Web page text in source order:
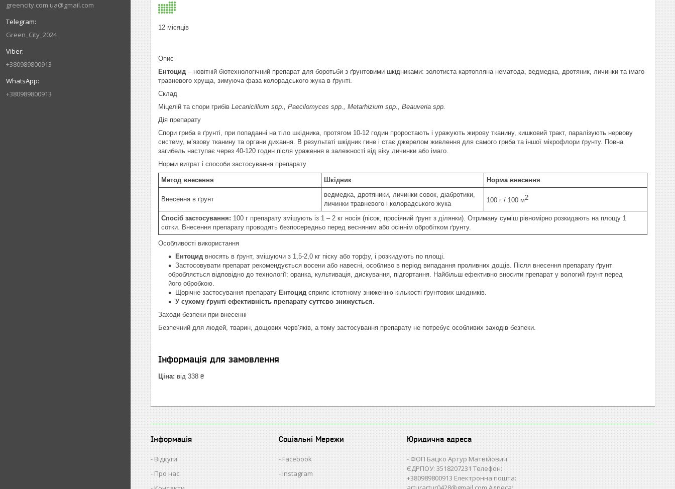
greencity.com.ua@gmail.com
Green_City_2024
+380989800913
+380989800913
12 місяців
Опис
Ентоцид – новітній біотехнологічний препарат для боротьби з ґрунтовими шкідниками: золотиста картопляна нематода, ведмедка, дротяник, личинки та імаго
травневого хруща, зимуюча фаза колорадського жука в ґрунті.
Склад
Міцелій та спори грибів Lecanicillium spp., Paecilomyces spp., Metarhizium spp., Beauveria spp.
Дія препарату
Спори гриба в ґрунті, при попаданні на тіло шкідника, протягом 10-12 годин проростають і уражують жирову тканину, кишковий тракт, паралізують нервову
систему, м’язову тканину та органи дихання. В результаті шкідник гине і стає джерелом живлення для самого гриба та іншої мікрофлори ґрунту. Повна
загибель наступає через 40-120 годин після ураження в залежності від віку личинки або імаго.
Норми витрат і способи застосування препарату
Метод внесення Шкідник Норма внесення
Внесення в ґрунт
ведмедка, дротяники, личинки совок, діабротики,
личинки травневого і колорадського жука
100 г / 100 м2
Спосіб застосування: 100 г препарату змішують із 1 – 2 кг носія (пісок, просіяний ґрунт з ділянки). Отриману суміш рівномірно розкидають на площу 1
сотки. Внесення препарату проводять безпосередньо перед весняним або осіннім обробітком ґрунту.
Особливості використання
Ентоцид вносять в ґрунт, змішуючи з 1,5-2,0 кг піску або торфу, і розкидують по площі.
Застосовувати препарат рекомендується восени або навесні, особливо в період випадання проливних дощів. Після внесення препарату ґрунт
обробляється відповідно до технології: оранка, культивація, дискування, підгортання. Найбільш ефективно вносити препарат у вологий ґрунт перед
його обробкою.
Щорічне застосування препарату Ентоцид сприяє істотному зниженню кількості ґрунтових шкідників.
У сухому ґрунті ефективність препарату суттєво знижується.
Заходи безпеки при внесенні
Безпечний для людей, тварин, дощових черв’яків, а тому застосування препарату не потребує особливих заходів безпеки.
Інформація для замовлення
Ціна: від 338 ₴
Інформація
Відкуги
Про нас
Соціальні Мережи
Facebook
Instagram
Юридична адреса
ФОП Бацко Артур Матвійович
ЄДРПОУ: 3518207231 Телефон:
+380989800913 Електронна пошта: